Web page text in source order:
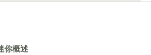
你概述